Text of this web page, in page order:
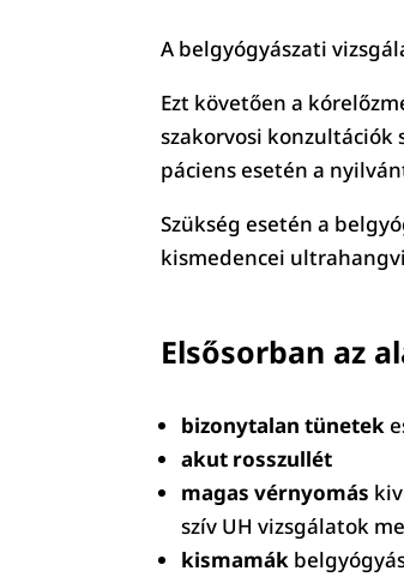
A belgyógyászati
Ezt követően a
szakorvosi
páciens esetén a
Szükség esetén a
kismedencei
Elsősorban az
bizonytalan tünetek
akut rosszullét
magas vérnyomás
szív UH vizsgálatok
kismamák